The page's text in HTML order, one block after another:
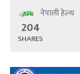
नेपाली हेल्थ
204
SHARES